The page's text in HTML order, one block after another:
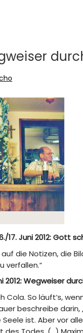
17. Juni 2012: Gott
die Notizen, die
verfallen.“
2012: Wegweiser
Cola. So läuft’s,
beschreibe
ist. Aber vor